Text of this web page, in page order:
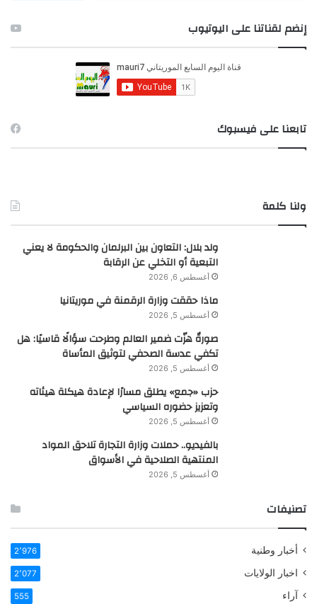
ن
:
إنضم لقناتنا على اليوتيوب
تابعنا على فيسبوك
ولنا كلمة
ولد بلال: التعاون بين البرلمان والحكومة لا يعني
التبعية أو التخلي عن الرقابة
أغسطس 6, 2026
ماذا حققت وزارة الرقمنة في موريتانيا
أغسطس 5, 2026
صورةٌ هزّت ضمير العالم وطرحت سؤالًا قاسيًا: هل
تكفي عدسة الصحفي لتوثيق المأساة
أغسطس 5, 2026
حزب «جمع» يطلق مسارًا لإعادة هيكلة هيئاته
وتعزيز حضوره السياسي
أغسطس 5, 2026
بالفيديو.. حملات وزارة التجارة تلاحق المواد
المنتهية الصلاحية في الأسواق
أغسطس 5, 2026
تصنيفات
أخبار وطنية 2٬976
اخبار الولايات 2٬077
آراء 555